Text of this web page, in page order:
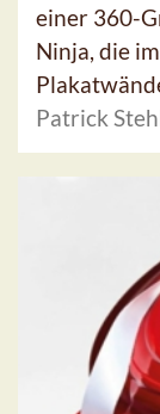
einer 360-
Ninja, die
Patrick